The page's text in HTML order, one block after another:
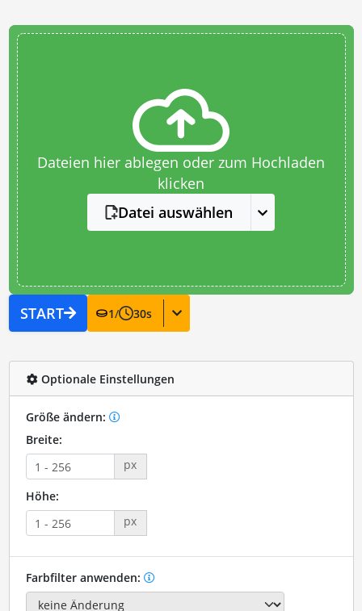
Dateien hier ablegen oder zum Hochladen
klicken
Datei auswählen
START 1/ 30s
Optionale Einstellungen
Größe ändern:
Breite:
px
Höhe:
px
Farbfilter anwenden: